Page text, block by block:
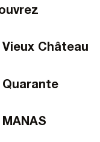
Vieux Château
Quarante
personnes,
5 km de
moderne et
ou
il
pour une